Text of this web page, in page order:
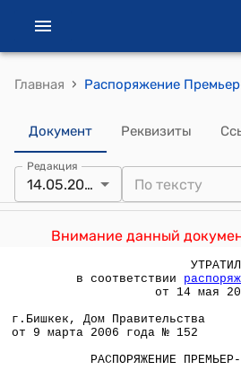
Главная ›
Документ Реквизиты
Редакция
14.05.2007
Внимание данный